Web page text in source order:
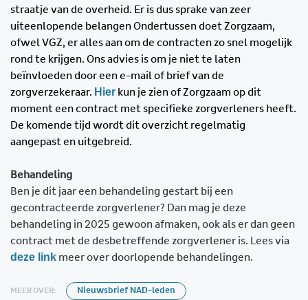
straatje van de overheid. Er is dus sprake van zeer
uiteenlopende belangen Ondertussen doet Zorgzaam,
ofwel VGZ, er alles aan om de contracten zo snel mogelijk
rond te krijgen. Ons advies is om je niet te laten
beïnvloeden door een e-mail of brief van de
zorgverzekeraar. Hier kun je zien of Zorgzaam op dit
moment een contract met specifieke zorgverleners heeft.
De komende tijd wordt dit overzicht regelmatig
aangepast en uitgebreid.
Behandeling
Ben je dit jaar een behandeling gestart bij een
gecontracteerde zorgverlener? Dan mag je deze
behandeling in 2025 gewoon afmaken, ook als er dan geen
contract met de desbetreffende zorgverlener is. Lees via
deze link meer over doorlopende behandelingen.
MEER OVER: Nieuwsbrief NAD-leden